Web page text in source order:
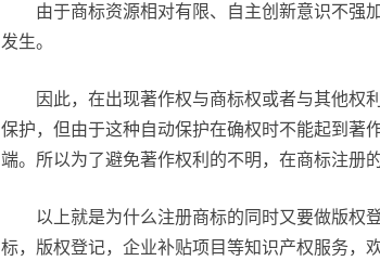
由于商标资源相对有限、自主创新意识不强
发生。
因此，在出现著作权与商标权或者与其他权
保护，但由于这种自动保护在确权时不能起到著
端。所以为了避免著作权利的不明，在商标注册
以上就是为什么注册商标的同时又要做版权
标，版权登记，企业补贴项目等知识产权服务，